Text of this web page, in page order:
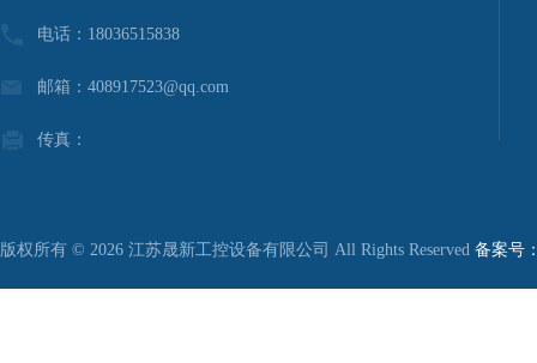
电话：18036515838
邮箱：408917523@qq.com
传真：
版权所有 © 2026 江苏晟新工控设备有限公司 All Rights Reserved 备案号